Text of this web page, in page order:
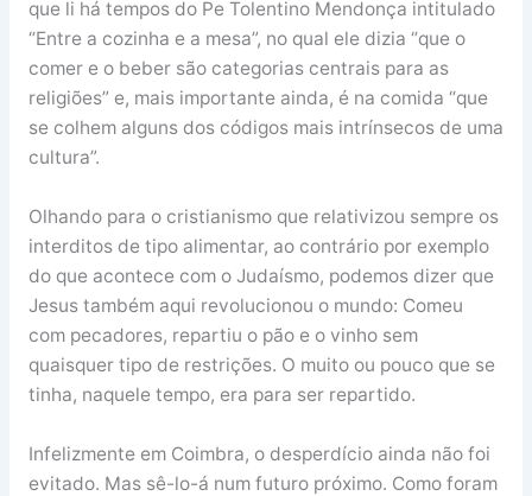
que li há tempos do Pe Tolentino Mendonça intitulado
“Entre a cozinha e a mesa”, no qual ele dizia “que o
comer e o beber são categorias centrais para as
religiões” e, mais importante ainda, é na comida “que
se colhem alguns dos códigos mais intrínsecos de uma
cultura”.
Olhando para o cristianismo que relativizou sempre os
interditos de tipo alimentar, ao contrário por exemplo
do que acontece com o Judaísmo, podemos dizer que
Jesus também aqui revolucionou o mundo: Comeu
com pecadores, repartiu o pão e o vinho sem
quaisquer tipo de restrições. O muito ou pouco que se
tinha, naquele tempo, era para ser repartido.
Infelizmente em Coimbra, o desperdício ainda não foi
evitado. Mas sê-lo-á num futuro próximo. Como foram